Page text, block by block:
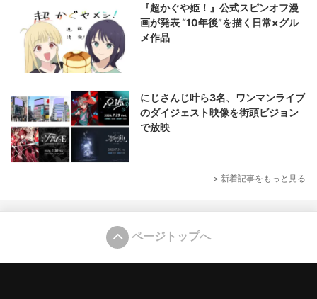
『超かぐや姫！』公式スピンオフ漫
画が発表 “10年後”を描く日常×グル
メ作品
にじさんじ叶ら3名、ワンマンライブ
のダイジェスト映像を街頭ビジョン
で放映
> 新着記事をもっと見る
ページトップへ